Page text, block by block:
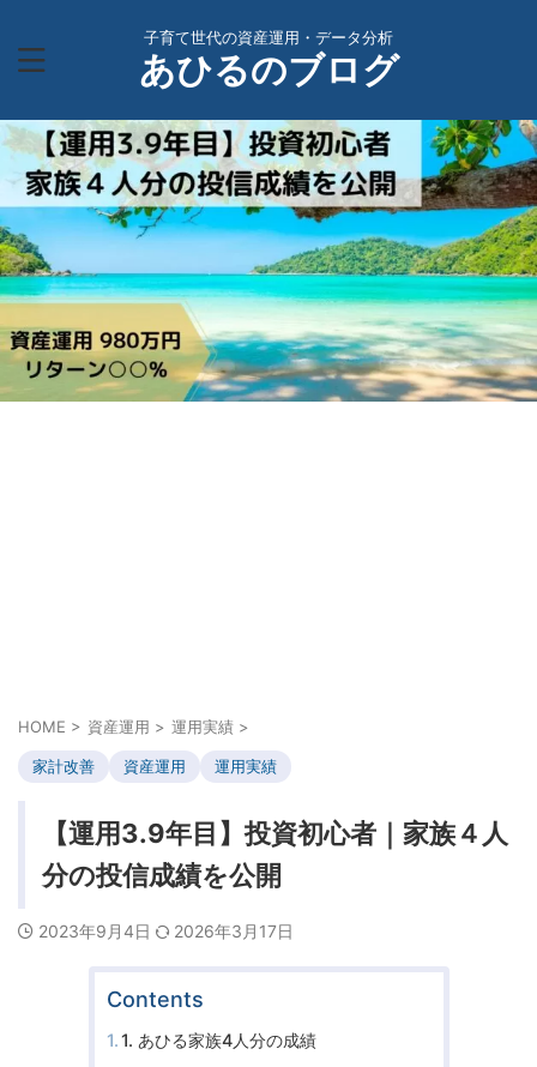
子育て世代の資産運用・データ分析
あひるのブログ
HOME > 資産運用 > 運用実績 >
家計改善 資産運用 運用実績
【運用3.9年目】投資初心者｜家族４人
分の投信成績を公開
2023年9月4日 2026年3月17日
Contents
1. あひる家族4人分の成績